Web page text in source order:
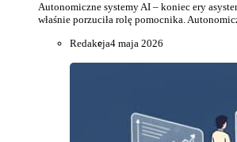
Autonomiczne systemy AI – koniec ery
właśnie porzuciła rolę pomocnika.
Redakcja4 maja 2026